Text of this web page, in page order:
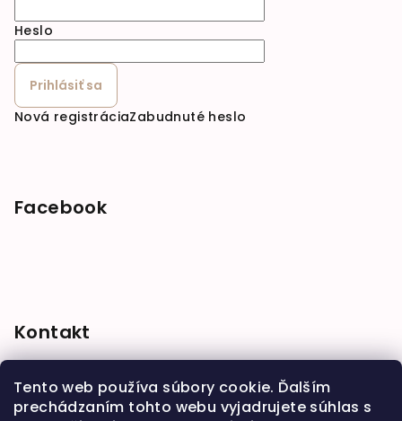
Tento web používa súbory cookie. Ďalším
prechádzaním tohto webu vyjadrujete súhlas s
Heslo
Prihlásiť sa
Nová registráciaZabudnuté heslo
Facebook
Kontakt
shop @babymarket.sk
+421 914 334 455